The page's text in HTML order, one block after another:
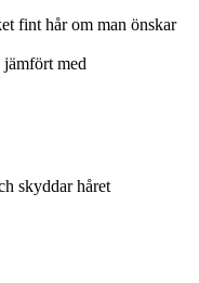
fint hår om man önskar
med
skyddar håret